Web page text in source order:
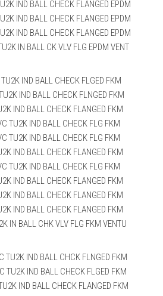
IND BALL CHECK FLANGED EPDM
IND BALL CHECK FLANGED EPDM
IND BALL CHECK FLANGED EPDM
IN BALL CK VLV FLG EPDM VENT
IND BALL CHECK FLGED FKM
IND BALL CHECK FLNGED FKM
IND BALL CHECK FLANGED FKM
TU2K IND BALL CHECK FLG FKM
TU2K IND BALL CHECK FLG FKM
IND BALL CHECK FLANGED FKM
TU2K IND BALL CHECK FLG FKM
IND BALL CHECK FLANGED FKM
IND BALL CHECK FLANGED FKM
IND BALL CHECK FLANGED FKM
IN BALL CHK VLV FLG FKM VENTU
TU2K IND BALL CHCK FLNGED FKM
TU2K IND BALL CHECK FLGED FKM
IND BALL CHECK FLANGED FKM